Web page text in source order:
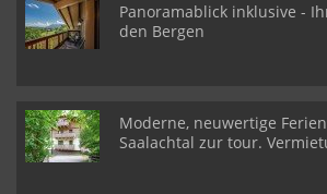
Panoramablick inklusive -
den Bergen
Moderne, neuwertige
Saalachtal zur tour.